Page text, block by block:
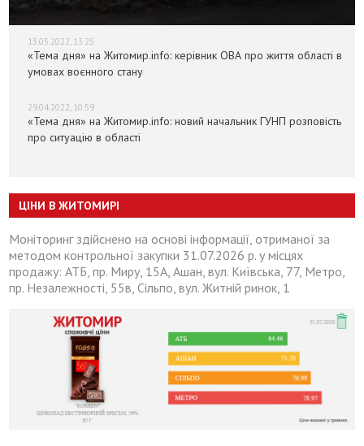
13.05.2022, 13:25
«Тема дня» на Житомир.info: керівник ОВА про життя області в
умовах воєнного стану
29.04.2022, 10:59
«Тема дня» на Житомир.info: новий начальник ГУНП розповість
про ситуацію в області
ЦІНИ В ЖИТОМИРІ
Моніторинг здійснено на основі інформації, отриманої за
методом контрольної закупки 31.07.2026 р. у місцях
продажу: АТБ, пр. Миру, 15А, Ашан, вул. Київська, 77, Метро,
пр. Незалежності, 55в, Сільпо, вул. Житній ринок, 1